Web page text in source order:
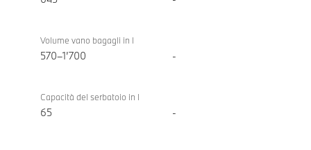
Volume vano bagagli in l
570–1’700 -
Capacità del serbatoio in l
65 -